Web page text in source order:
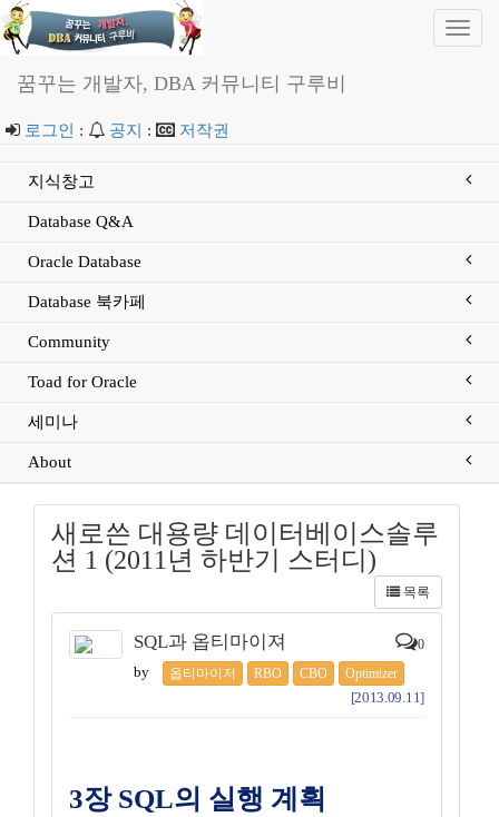
꿈꾸는 개발자, DBA 커뮤니티 구루비
로그인 : 공지 : 저작권
지식창고
Database Q&A
Oracle Database
Database 북카페
Community
Toad for Oracle
세미나
About
새로쓴 대용량 데이터베이스솔루
션 1 (2011년 하반기 스터디)
목록
SQL과 옵티마이져 0
by 옵티마이저 RBO CBO Optimizer
[2013.09.11]
3장 SQL의 실행 계획